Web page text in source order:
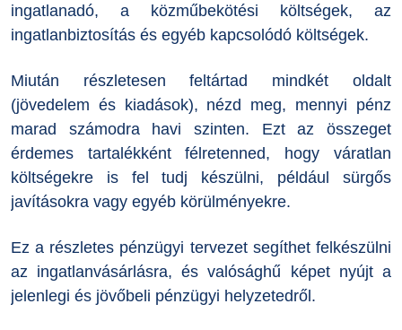
ingatlanadó, a közműbekötési költségek, az
ingatlanbiztosítás és egyéb kapcsolódó költségek.
Miután részletesen feltártad mindkét oldalt
(jövedelem és kiadások), nézd meg, mennyi pénz
marad számodra havi szinten. Ezt az összeget
érdemes tartalékként félretenned, hogy váratlan
költségekre is fel tudj készülni, például sürgős
javításokra vagy egyéb körülményekre.
Ez a részletes pénzügyi tervezet segíthet felkészülni
az ingatlanvásárlásra, és valósághű képet nyújt a
jelenlegi és jövőbeli pénzügyi helyzetedről.